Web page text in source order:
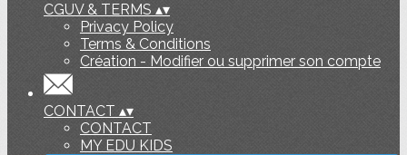
CGUV & TERMS ▴▾
Privacy Policy
Terms & Conditions
Création - Modifier ou supprimer son compte
CONTACT ▴▾
CONTACT
MY EDU KIDS